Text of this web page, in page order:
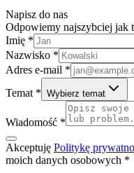
Napisz do nas
Odpowiemy najszybciej jak
Imię *
Nazwisko *
Adres e-mail *
Temat * Wybierz temat
Wiadomość *
Akceptuję Politykę
moich danych osobowych *